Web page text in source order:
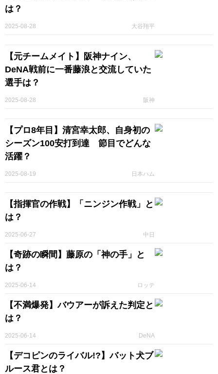
は？
大谷翔平
2025-08-28
【元チームメイト】阪神ナイン、
DeNA戦前に一番藤浪と交流していた
選手は？
阪神
2025-08-28
【プロ8年目】清宮幸太郎、自身初の
シーズン100安打到達 節目でどんな
活躍？
日本ハム
2025-08-19
【指揮官の作戦】「ニンジン作戦」と
は？
中日
2025-06-27
【奇跡の瞬間】藤原の「神の手」と
は？
ロッテ
2025-06-14
【不満爆発】バウアーが訴えた判定と
は？
DeNA
2025-06-14
【デコピンのライバル!?】バット犬ブ
ルース君とは？